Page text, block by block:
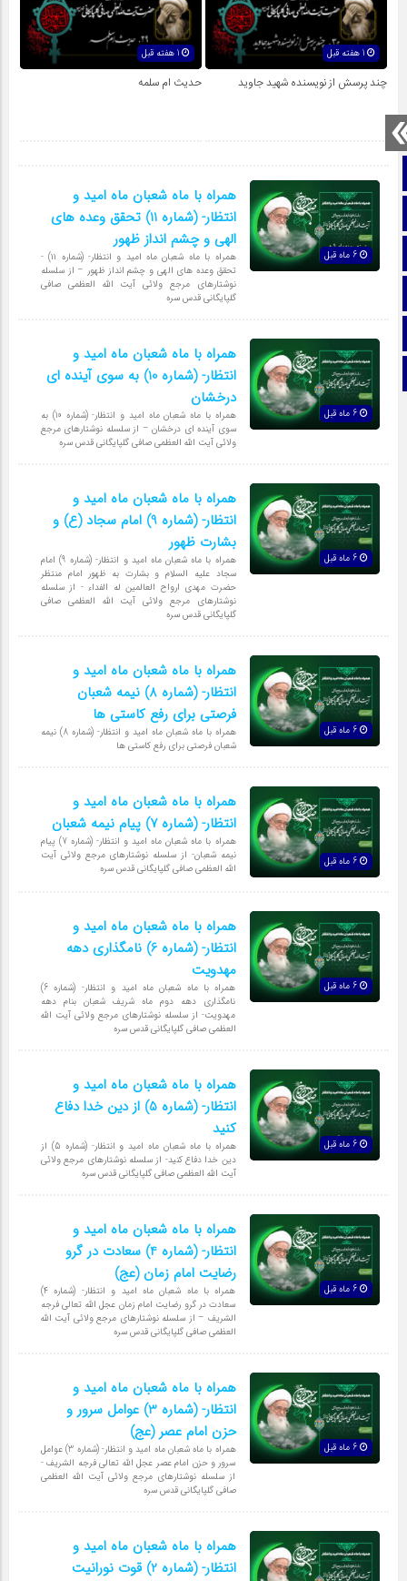
تماس با ما
1 هفته قبل
چند پرسش از نویسنده شهید جاوید حدیث ام سلمه
همراه با ماه شعبان ماه امید و
انتظار- (شماره 11) تحقق وعده های
الهی و چشم انداز ظهور
همراه با ماه شعبان ماه امید و انتظار- (شماره ۱۱) -
تحقق وعده های الهی و چشم انداز ظهور – از سلسله
نوشتارهای مرجع ولائی آیت الله العظمی صافی
گلپایگانی قدس سره
همراه با ماه شعبان ماه امید و
انتظار- (شماره 10) به سوی آینده ای
درخشان
همراه با ماه شعبان ماه امید و انتظار- (شماره 10) به
سوی آینده ای درخشان – از سلسله نوشتارهای مرجع
ولائی آیت الله العظمی صافی گلپایگانی قدس سره
همراه با ماه شعبان ماه امید و
انتظار- (شماره 9) امام سجاد (ع) و
بشارت ظهور
همراه با ماه شعبان ماه امید و انتظار- (شماره 9) امام
سجاد علیه السلام و بشارت به ظهور امام منتظر
حضرت مهدی ارواح العالمین له الفداء - از سلسله
نوشتارهای مرجع ولائی آیت الله العظمی صافی
گلپایگانی قدس سره
همراه با ماه شعبان ماه امید و
انتظار- (شماره 8) نیمه شعبان
فرصتی برای رفع کاستی ها
همراه با ماه شعبان ماه امید و انتظار- (شماره 8) نیمه
شعبان فرصتی برای رفع کاستی ها
همراه با ماه شعبان ماه امید و
انتظار- (شماره 7) پیام نیمه شعبان
همراه با ماه شعبان ماه امید و انتظار- (شماره 7) پیام
نیمه شعبان- از سلسله نوشتارهای مرجع ولائی آیت
الله العظمی صافی گلپایگانی قدس سره
همراه با ماه شعبان ماه امید و
انتظار- (شماره 6) نامگذاری دهه
مهدویت
همراه با ماه شعبان ماه امید و انتظار- (شماره 6)
نامگذاری دهه دوم ماه شریف شعبان بنام دهه
مهدویت- از سلسله نوشتارهای مرجع ولائی آیت الله
العظمی صافی گلپایگانی قدس سره
همراه با ماه شعبان ماه امید و
انتظار- (شماره 5) از دین خدا دفاع
کنید
همراه با ماه شعبان ماه امید و انتظار- (شماره 5) از
دین خدا دفاع کنید- از سلسله نوشتارهای مرجع ولائی
آیت الله العظمی صافی گلپایگانی قدس سره
همراه با ماه شعبان ماه امید و
انتظار- (شماره 4) سعادت در گرو
رضایت امام زمان (عج)
همراه با ماه شعبان ماه امید و انتظار- (شماره 4)
سعادت در گرو رضایت امام زمان عجل الله تعالی فرجه
الشریف – از سلسله نوشتارهای مرجع ولائی آیت الله
العظمی صافی گلپایگانی قدس سره
همراه با ماه شعبان ماه امید و
انتظار- (شماره 3) عوامل سرور و
حزن امام عصر (عج)
همراه با ماه شعبان ماه امید و انتظار- (شماره 3) عوامل
سرور و حزن امام عصر عجل الله تعالی فرجه الشریف -
از سلسله نوشتارهای مرجع ولائی آیت الله العظمی
صافی گلپایگانی قدس سره
همراه با ماه شعبان ماه امید و
انتظار- (شماره 2) قوت نورانیت